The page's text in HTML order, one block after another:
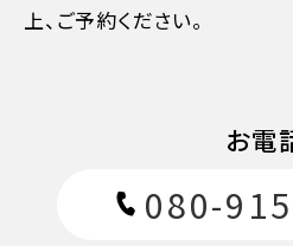
上、ご予約ください。
お電
080-